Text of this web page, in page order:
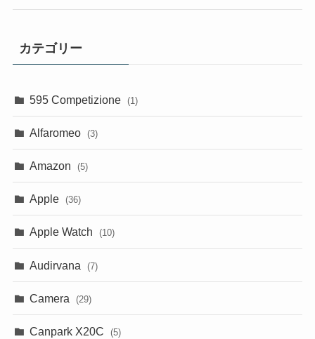
カテゴリー
595 Competizione (1)
Alfaromeo (3)
Amazon (5)
Apple (36)
Apple Watch (10)
Audirvana (7)
Camera (29)
Canpark X20C (5)